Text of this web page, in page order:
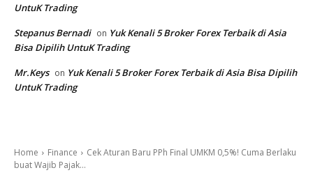
UntuK Trading
Stepanus Bernadi on Yuk Kenali 5 Broker Forex Terbaik di Asia
Bisa Dipilih UntuK Trading
Mr.Keys on Yuk Kenali 5 Broker Forex Terbaik di Asia Bisa Dipilih
UntuK Trading